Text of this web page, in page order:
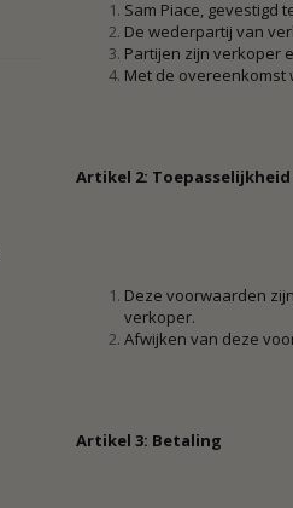
Sam Piace, gevestigd
De wederpartij van
Partijen zijn verkoper
Met de
Artikel 2:
Deze voorwaarden
verkoper.
Afwijken van deze
Artikel 3: Betaling